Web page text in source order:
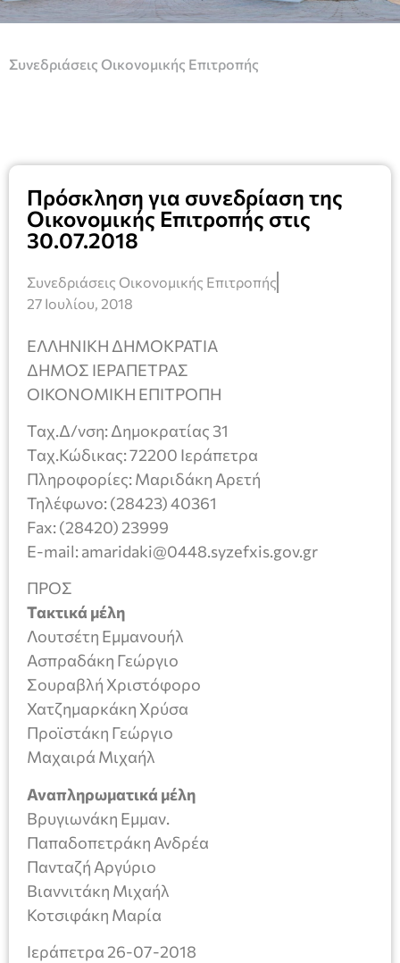
Συνεδριάσεις Οικονομικής Επιτροπής
Πρόσκληση για συνεδρίαση της
Οικονομικής Επιτροπής στις
30.07.2018
Συνεδριάσεις Οικονομικής Επιτροπής
27 Ιουλίου, 2018
ΕΛΛΗΝΙΚΗ ΔΗΜΟΚΡΑΤΙΑ
ΔΗΜΟΣ ΙΕΡΑΠΕΤΡΑΣ
ΟΙΚΟΝΟΜΙΚΗ ΕΠΙΤΡΟΠΗ
Ταχ.Δ/νση: Δημοκρατίας 31
Ταχ.Κώδικας: 72200 Ιεράπετρα
Πληροφορίες: Μαριδάκη Αρετή
Τηλέφωνο: (28423) 40361
Fax: (28420) 23999
E-mail: amaridaki@0448.syzefxis.gov.gr
ΠΡΟΣ
Τακτικά μέλη
Λουτσέτη Εμμανουήλ
Ασπραδάκη Γεώργιο
Σουραβλή Χριστόφορο
Χατζημαρκάκη Χρύσα
Προϊστάκη Γεώργιο
Μαχαιρά Μιχαήλ
Αναπληρωματικά μέλη
Βρυγιωνάκη Εμμαν.
Παπαδοπετράκη Ανδρέα
Πανταζή Αργύριο
Βιαννιτάκη Μιχαήλ
Κοτσιφάκη Μαρία
Ιεράπετρα 26-07-2018